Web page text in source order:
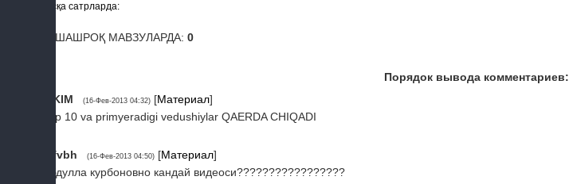
Қисқа сатрларда:
ЎХШАШРОҚ МАВЗУЛАРДА: 0
Порядок вывода комментариев:
KIM (16-Фев-2013 04:32) [Материал]
Top 10 va primyeradigi vedushiylar QAERDA CHIQADI
fvbh (16-Фев-2013 04:50) [Материал]
Абдулла курбоновно кандай видеоси?????????????????